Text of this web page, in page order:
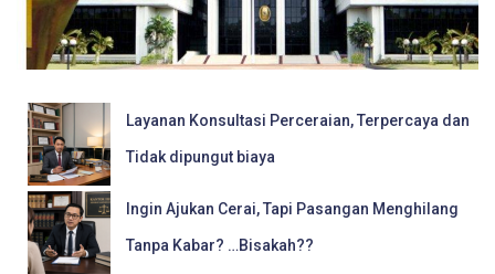
Layanan Konsultasi Perceraian, Terpercaya dan
Tidak dipungut biaya
Ingin Ajukan Cerai, Tapi Pasangan Menghilang
Tanpa Kabar? …Bisakah??